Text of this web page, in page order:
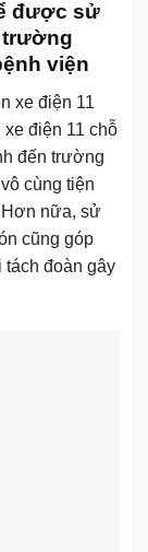
được sử
trường
viện
xe điện 11
điện 11 chỗ
đến trường
cùng tiện
Hơn nữa, sử
cũng góp
tách đoàn gây